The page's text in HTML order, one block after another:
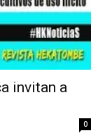
invitan a
0